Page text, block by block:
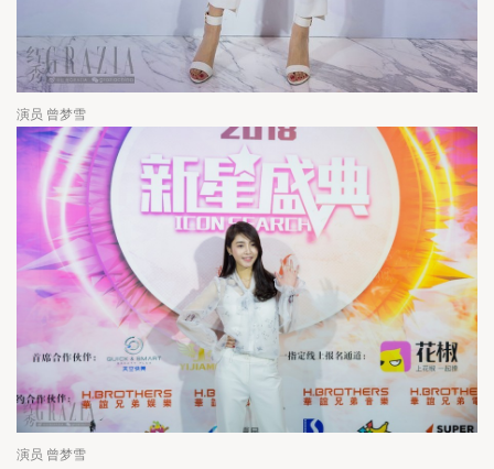
演员 曾梦雪
演员 曾梦雪